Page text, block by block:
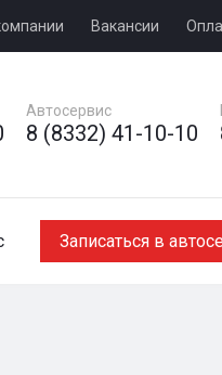
Вакансии
Автосервис
8 (8332) 41-10-10
Записаться в